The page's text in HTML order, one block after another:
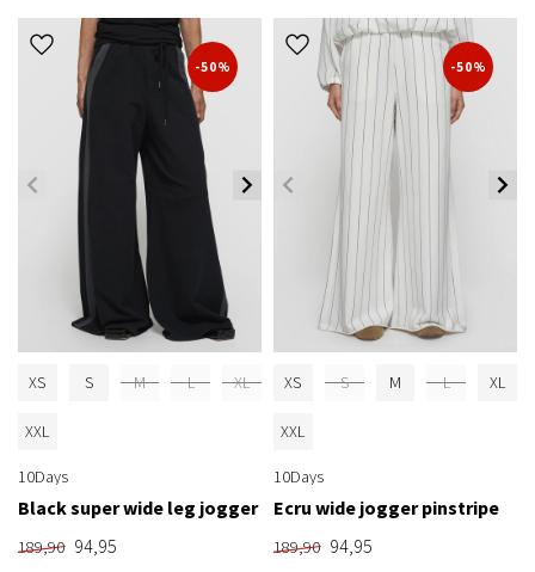
-50%
XS S M L XL
XXL
10Days
Black super wide leg jogger
189,90 94,95
-50%
XS S M L XL
XXL
10Days
Ecru wide jogger pinstripe
189,90 94,95